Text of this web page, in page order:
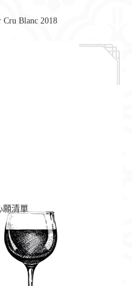
Cru Blanc 2018
願清單